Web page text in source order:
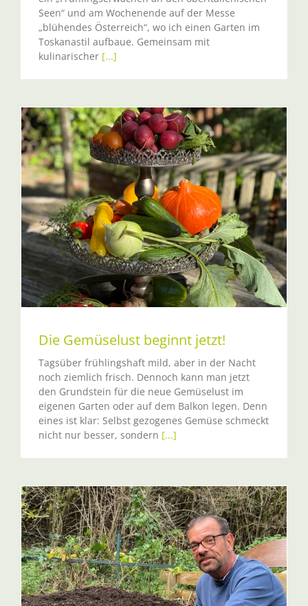
Seen“ und am Wochenende auf der Messe
„blühendes Österreich“, wo ich einen Garten im
Toskanastil aufbaue. Gemeinsam mit
kulinarischer [...]
Die Gemüselust beginnt jetzt!
Tagsüber frühlingshaft mild, aber in der Nacht
noch ziemlich frisch. Dennoch kann man jetzt
den Grundstein für die neue Gemüselust im
eigenen Garten oder auf dem Balkon legen. Denn
eines ist klar: Selbst gezogenes Gemüse schmeckt
nicht nur besser, sondern [...]